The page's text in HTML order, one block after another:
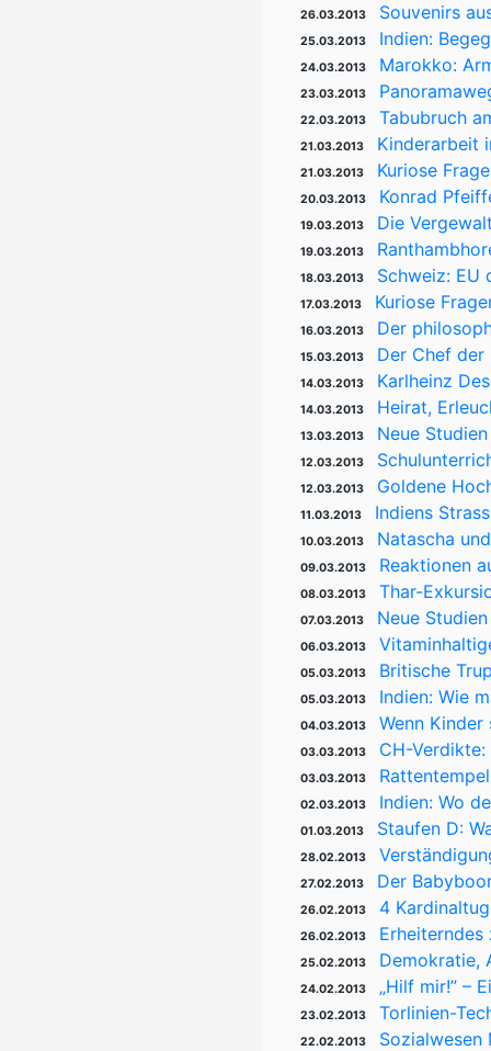
26.03.2013 Souvenirs
25.03.2013 Indien:
24.03.2013 Marokko:
23.03.2013
22.03.2013 Tabubruch
21.03.2013 Kinderarbeit
21.03.2013 Kuriose
20.03.2013 Konrad
19.03.2013 Die
19.03.2013
18.03.2013 Schweiz: EU
17.03.2013 Kuriose
16.03.2013 Der
15.03.2013 Der Chef der
14.03.2013 Karlheinz
14.03.2013 Heirat,
13.03.2013 Neue
12.03.2013
12.03.2013 Goldene
11.03.2013 Indiens
10.03.2013 Natascha
09.03.2013 Reaktionen
08.03.2013 Thar-
07.03.2013 Neue
06.03.2013
05.03.2013 Britische
05.03.2013 Indien: Wie
04.03.2013 Wenn
03.03.2013 CH-
03.03.2013
02.03.2013 Indien: Wo
01.03.2013 Staufen D:
28.02.2013
27.02.2013 Der
26.02.2013 4
26.02.2013
25.02.2013 Demokratie,
24.02.2013 „Hilf mir!” –
23.02.2013 Torlinien-
22.02.2013 Sozialwesen